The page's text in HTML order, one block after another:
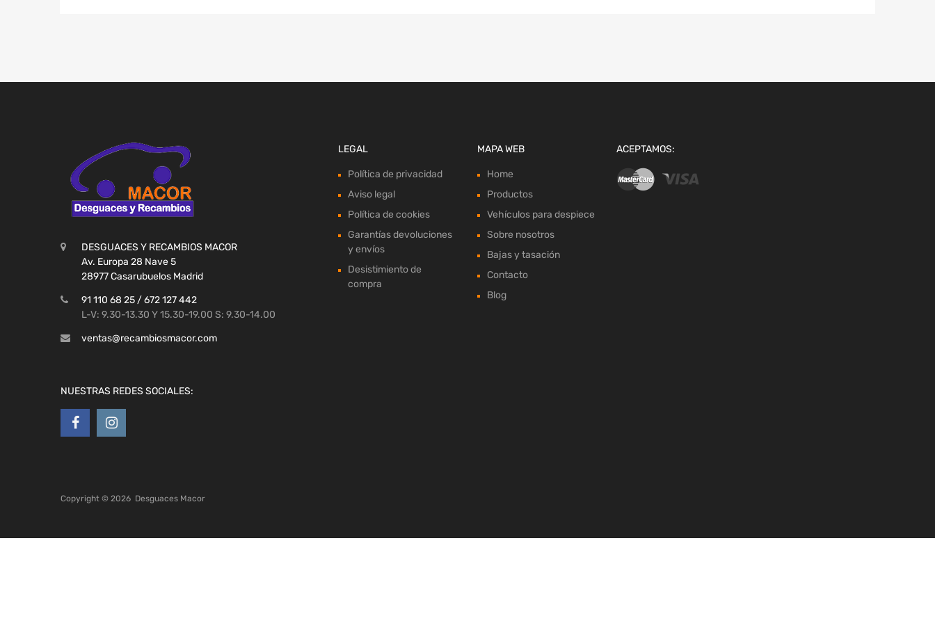
DESGUACES Y RECAMBIOS MACOR
Av. Europa 28 Nave 5
28977 Casarubuelos Madrid
91 110 68 25 / 672 127 442
L-V: 9.30-13.30 Y 15.30-19.00 S: 9.30-14.00
ventas@recambiosmacor.com
NUESTRAS REDES SOCIALES:
LEGAL
Política de privacidad
Aviso legal
Política de cookies
Garantías devoluciones
y envíos
Desistimiento de
compra
MAPA WEB
Home
Productos
Vehículos para despiece
Sobre nosotros
Bajas y tasación
Contacto
Blog
ACEPTAMOS:
Copyright © 2026 Desguaces Macor